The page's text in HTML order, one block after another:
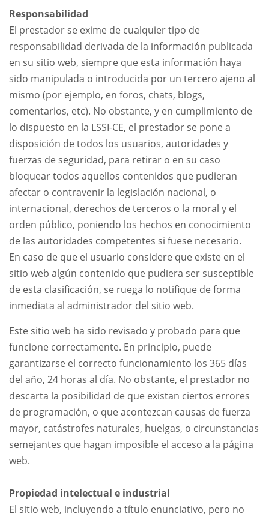
Responsabilidad
El prestador se exime de cualquier tipo de
responsabilidad derivada de la información publicada
en su sitio web, siempre que esta información haya
sido manipulada o introducida por un tercero ajeno al
mismo (por ejemplo, en foros, chats, blogs,
comentarios, etc). No obstante, y en cumplimiento de
lo dispuesto en la LSSI-CE, el prestador se pone a
disposición de todos los usuarios, autoridades y
fuerzas de seguridad, para retirar o en su caso
bloquear todos aquellos contenidos que pudieran
afectar o contravenir la legislación nacional, o
internacional, derechos de terceros o la moral y el
orden público, poniendo los hechos en conocimiento
de las autoridades competentes si fuese necesario.
En caso de que el usuario considere que existe en el
sitio web algún contenido que pudiera ser susceptible
de esta clasificación, se ruega lo notifique de forma
inmediata al administrador del sitio web.
Este sitio web ha sido revisado y probado para que
funcione correctamente. En principio, puede
garantizarse el correcto funcionamiento los 365 días
del año, 24 horas al día. No obstante, el prestador no
descarta la posibilidad de que existan ciertos errores
de programación, o que acontezcan causas de fuerza
mayor, catástrofes naturales, huelgas, o circunstancias
semejantes que hagan imposible el acceso a la página
web.
Propiedad intelectual e industrial
El sitio web, incluyendo a título enunciativo, pero no